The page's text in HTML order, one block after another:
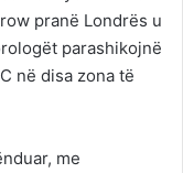
pranë Londrës u
parashikojnë
në disa zona të
me